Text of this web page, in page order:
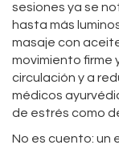
sesiones ya se
hasta más
masaje con
movimiento firme
circulación y a
médicos
de estrés como
No es cuento: un